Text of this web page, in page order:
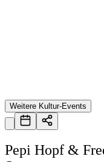
Weitere Kultur-Events
Pepi Hopf &